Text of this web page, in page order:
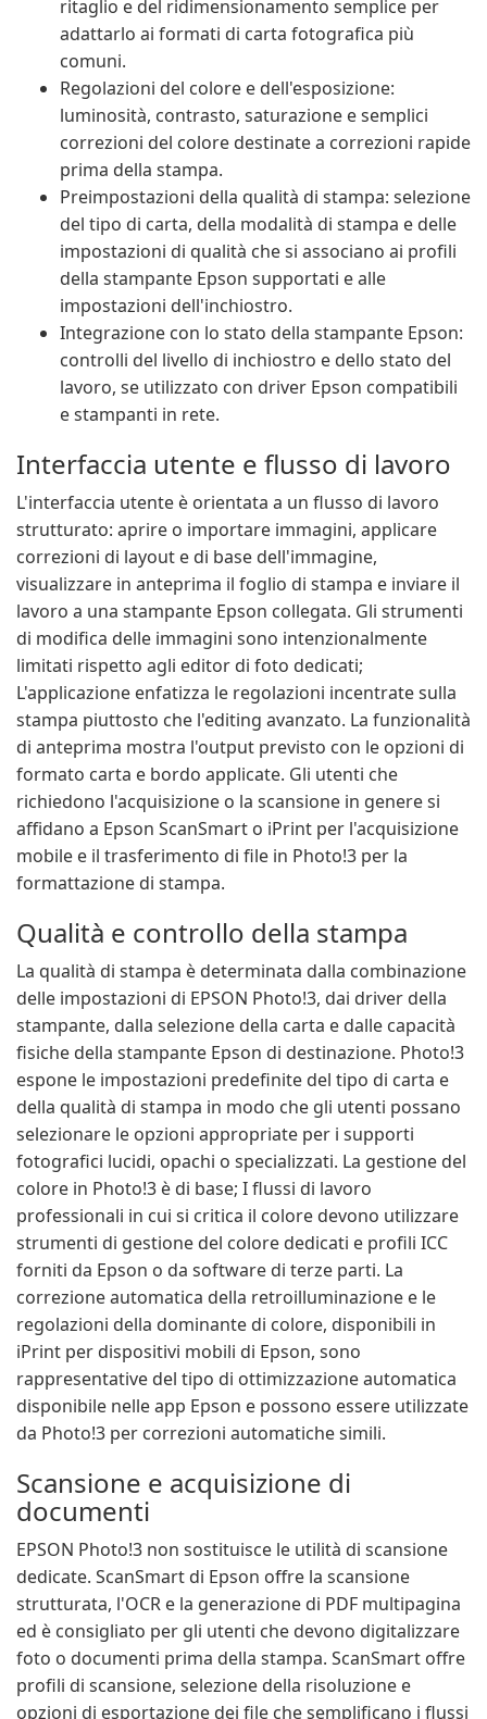
ritaglio e del ridimensionamento semplice per
adattarlo ai formati di carta fotografica più
comuni.
Regolazioni del colore e dell'esposizione:
luminosità, contrasto, saturazione e semplici
correzioni del colore destinate a correzioni rapide
prima della stampa.
Preimpostazioni della qualità di stampa: selezione
del tipo di carta, della modalità di stampa e delle
impostazioni di qualità che si associano ai profili
della stampante Epson supportati e alle
impostazioni dell'inchiostro.
Integrazione con lo stato della stampante Epson:
controlli del livello di inchiostro e dello stato del
lavoro, se utilizzato con driver Epson compatibili
e stampanti in rete.
Interfaccia utente e flusso di lavoro
L'interfaccia utente è orientata a un flusso di lavoro
strutturato: aprire o importare immagini, applicare
correzioni di layout e di base dell'immagine,
visualizzare in anteprima il foglio di stampa e inviare il
lavoro a una stampante Epson collegata. Gli strumenti
di modifica delle immagini sono intenzionalmente
limitati rispetto agli editor di foto dedicati;
L'applicazione enfatizza le regolazioni incentrate sulla
stampa piuttosto che l'editing avanzato. La funzionalità
di anteprima mostra l'output previsto con le opzioni di
formato carta e bordo applicate. Gli utenti che
richiedono l'acquisizione o la scansione in genere si
affidano a Epson ScanSmart o iPrint per l'acquisizione
mobile e il trasferimento di file in Photo!3 per la
formattazione di stampa.
Qualità e controllo della stampa
La qualità di stampa è determinata dalla combinazione
delle impostazioni di EPSON Photo!3, dai driver della
stampante, dalla selezione della carta e dalle capacità
fisiche della stampante Epson di destinazione. Photo!3
espone le impostazioni predefinite del tipo di carta e
della qualità di stampa in modo che gli utenti possano
selezionare le opzioni appropriate per i supporti
fotografici lucidi, opachi o specializzati. La gestione del
colore in Photo!3 è di base; I flussi di lavoro
professionali in cui si critica il colore devono utilizzare
strumenti di gestione del colore dedicati e profili ICC
forniti da Epson o da software di terze parti. La
correzione automatica della retroilluminazione e le
regolazioni della dominante di colore, disponibili in
iPrint per dispositivi mobili di Epson, sono
rappresentative del tipo di ottimizzazione automatica
disponibile nelle app Epson e possono essere utilizzate
da Photo!3 per correzioni automatiche simili.
Scansione e acquisizione di
documenti
EPSON Photo!3 non sostituisce le utilità di scansione
dedicate. ScanSmart di Epson offre la scansione
strutturata, l'OCR e la generazione di PDF multipagina
ed è consigliato per gli utenti che devono digitalizzare
foto o documenti prima della stampa. ScanSmart offre
profili di scansione, selezione della risoluzione e
opzioni di esportazione dei file che semplificano i flussi